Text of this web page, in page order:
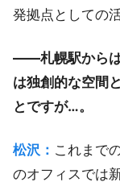
発拠点としての
——札幌駅からは
は独創的な空間
とですが…。
松沢： これまで
のオフィスでは